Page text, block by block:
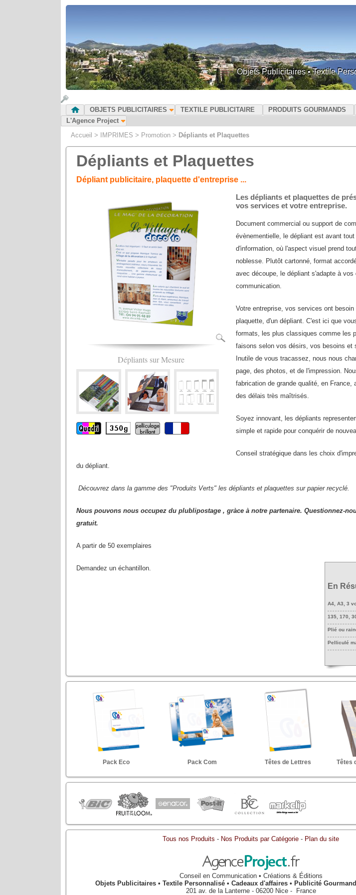
Objets Publicitaires • Textile
OBJETS PUBLICITAIRES TEXTILE PUBLICITAIRE PRODUITS GOURMANDS
L'Agence Project
Accueil > IMPRIMES > Promotion > Dépliants et Plaquettes
Dépliants et Plaquettes
Dépliant publicitaire, plaquette d'entreprise ...
Dépliants sur Mesure
Les dépliants et plaquettes de
vos services et votre entreprise.
Document commercial ou support de
évènementielle, le dépliant est avant
d'information, où l'aspect visuel prend
noblesse. Plutôt cartonné, format
avec découpe, le dépliant s'adapte à vos
communication.
Votre entreprise, vos services ont besoin
plaquette, d'un dépliant. C'est ici que
formats, les plus classiques comme les
faisons selon vos désirs, vos besoins et
Inutile de vous tracassez, nous nous
page, des photos, et de l'impression.
fabrication de grande qualité, en France,
des délais très maîtrisés.
Soyez innovant, les dépliants
simple et rapide pour conquérir de
Conseil stratégique dans les choix
du dépliant.
Découvrez dans la gamme des "Produits Verts" les dépliants et plaquettes sur papier recyclé.
Nous pouvons nous occupez du plublipostage , gràce à notre partenaire. Questionnez-
gratuit.
A partir de 50 exemplaires
En
A4, A3, 3
135, 170,
Plié ou
Pelliculé
Demandez un échantillon.
Pack Eco Pack Com Têtes de Lettres Têtes
Tous nos Produits - Nos Produits par Catégorie - Plan du site
Conseil en Communication • Créations & Éditions
Objets Publicitaires • Textile Personnalisé • Cadeaux d'affaires • Publicité
201 av. de la Lanterne - 06200 Nice-
France